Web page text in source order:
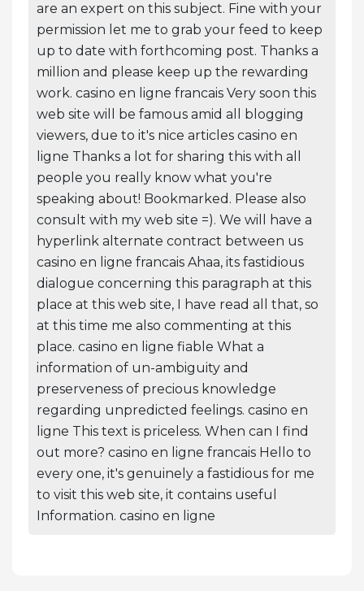
are an expert on this subject. Fine with your
permission let me to grab your feed to keep
up to date with forthcoming post. Thanks a
million and please keep up the rewarding
work. casino en ligne francais Very soon this
web site will be famous amid all blogging
viewers, due to it's nice articles casino en
ligne Thanks a lot for sharing this with all
people you really know what you're
speaking about! Bookmarked. Please also
consult with my web site =). We will have a
hyperlink alternate contract between us
casino en ligne francais Ahaa, its fastidious
dialogue concerning this paragraph at this
place at this web site, I have read all that, so
at this time me also commenting at this
place. casino en ligne fiable What a
information of un-ambiguity and
preserveness of precious knowledge
regarding unpredicted feelings. casino en
ligne This text is priceless. When can I find
out more? casino en ligne francais Hello to
every one, it's genuinely a fastidious for me
to visit this web site, it contains useful
Information. casino en ligne